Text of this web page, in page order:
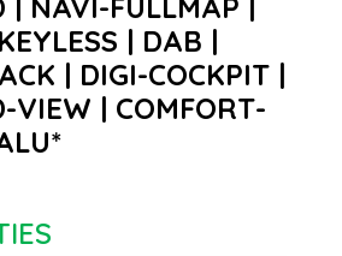
| DAB |
| DIGI-COCKPIT |
VIEW | COMFORT-